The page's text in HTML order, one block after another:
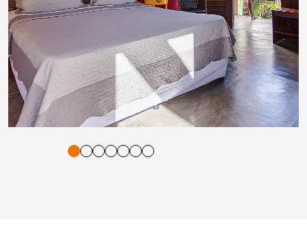
und Vorlesen der Inhalte mit Leertaste oder Tabulator-